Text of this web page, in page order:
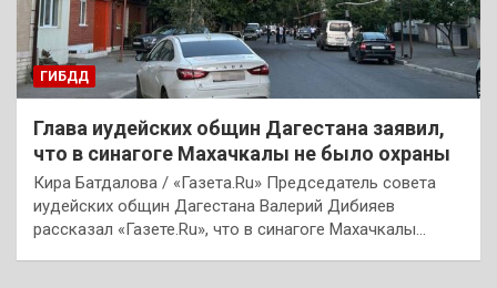
ГИБДД
Глава иудейских общин Дагестана заявил,
что в синагоге Махачкалы не было охраны
Кира Батдалова / «Газета.Ru» Председатель совета
иудейских общин Дагестана Валерий Дибияев
рассказал «Газете.Ru», что в синагоге Махачкалы…